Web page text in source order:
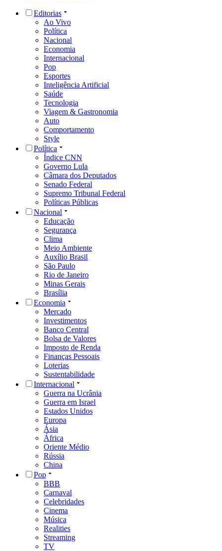
Editorias
Ao Vivo
Política
Nacional
Economia
Internacional
Pop
Esportes
Inteligência Artificial
Saúde
Tecnologia
Viagem & Gastronomia
Auto
Comportamento
Style
Política
Índice CNN
Governo Lula
Câmara dos Deputados
Senado Federal
Supremo Tribunal Federal
Políticas Públicas
Nacional
Educação
Segurança
Clima
Meio Ambiente
Auxílio Brasil
São Paulo
Rio de Janeiro
Minas Gerais
Brasília
Economia
Mercado
Investimentos
Banco Central
Bolsa de Valores
Imposto de Renda
Finanças Pessoais
Loterias
Sustentabilidade
Internacional
Guerra na Ucrânia
Guerra em Israel
Estados Unidos
Europa
Ásia
África
Oriente Médio
Rússia
China
Pop
BBB
Carnaval
Celebridades
Cinema
Música
Realities
Streaming
TV